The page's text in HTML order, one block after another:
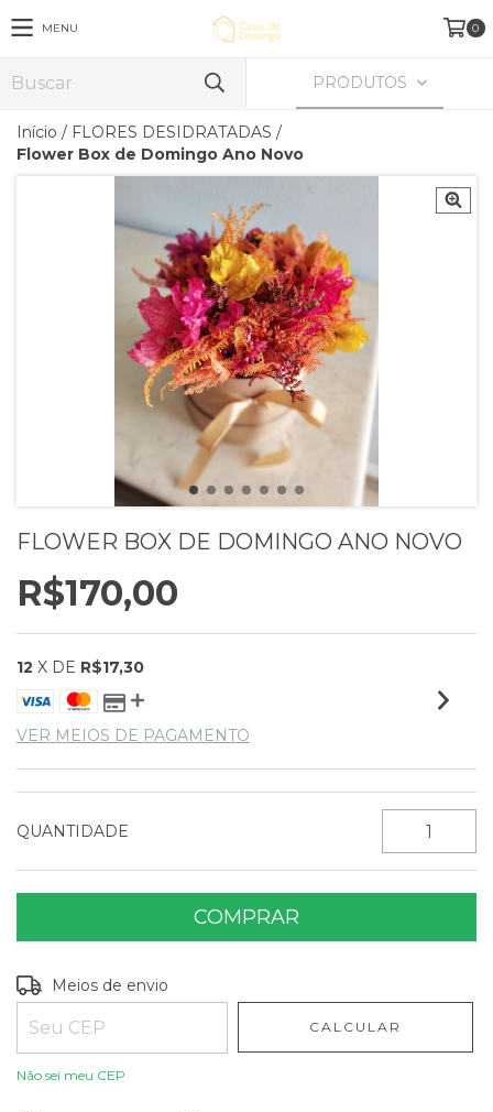
MENU 0
PRODUTOS
Início / FLORES DESIDRATADAS /
Flower Box de Domingo Ano Novo
FLOWER BOX DE DOMINGO ANO NOVO
R$170,00
12 X DE R$17,30
VER MEIOS DE PAGAMENTO
QUANTIDADE
Entregas para o CEP:
Meios de envio
CALCULAR
Não sei meu CEP